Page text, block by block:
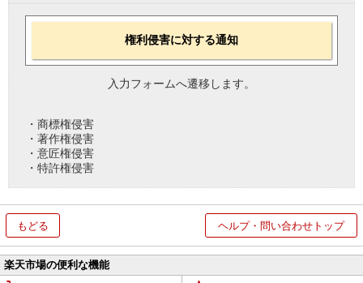
権利侵害に対する通知
入力フォームへ遷移します。
・商標権侵害
・著作権侵害
・意匠権侵害
・特許権侵害
もどる ヘルプ・問い合わせトップ
楽天市場の便利な機能